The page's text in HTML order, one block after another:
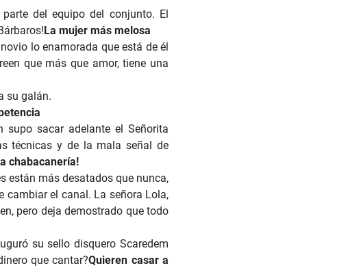
del equipo del conjunto. El
La mujer más melosa
lo enamorada que está de él
que más que amor, tiene una
su galán.
supo sacar adelante el Señorita
técnicas y de la mala señal de
chabacanería!
están más desatados que nunca,
cambiar el canal. La señora Lola,
pero deja demostrado que todo
su sello disquero Scaredem
que cantar?Quieren casar a